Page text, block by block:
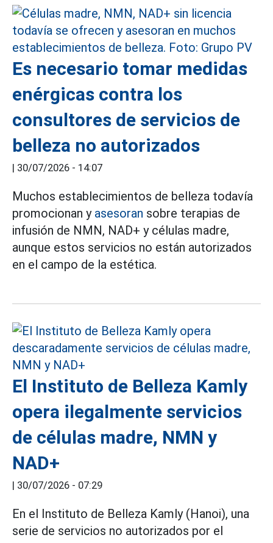
Es necesario tomar medidas
enérgicas contra los
consultores de servicios de
belleza no autorizados
| 30/07/2026 - 14:07
Muchos establecimientos de belleza todavía
promocionan y asesoran sobre terapias de
infusión de NMN, NAD+ y células madre,
aunque estos servicios no están autorizados
en el campo de la estética.
El Instituto de Belleza Kamly
opera ilegalmente servicios
de células madre, NMN y
NAD+
| 30/07/2026 - 07:29
En el Instituto de Belleza Kamly (Hanoi), una
serie de servicios no autorizados por el